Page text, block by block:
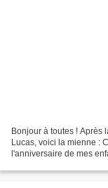
Bonjour à toutes ! Après
Lucas, voici la mienne :
l'anniversaire de mes